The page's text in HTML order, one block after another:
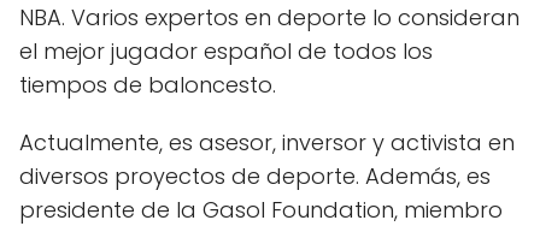
NBA. Varios expertos en deporte lo consideran
el mejor jugador español de todos los
tiempos de baloncesto.
Actualmente, es asesor, inversor y activista en
diversos proyectos de deporte. Además, es
presidente de la Gasol Foundation, miembro